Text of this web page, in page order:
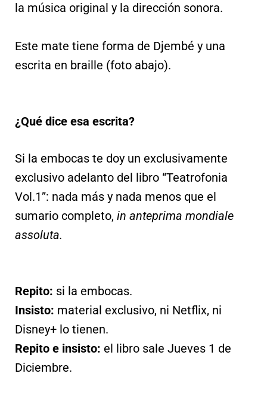
la música original y la dirección sonora.
Este mate tiene forma de Djembé y una
escrita en braille (foto abajo).
¿Qué dice esa escrita?
Si la embocas te doy un exclusivamente
exclusivo adelanto del libro “Teatrofonia
Vol.1”: nada más y nada menos que el
sumario completo, in anteprima mondiale
assoluta.
Repito: si la embocas.
Insisto: material exclusivo, ni Netflix, ni
Disney+ lo tienen.
Repito e insisto: el libro sale Jueves 1 de
Diciembre.